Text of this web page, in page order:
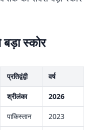
स्कोर
प्रतिद्वंद्वी वर्ष
श्रीलंका 2026
पाकिस्तान 2023